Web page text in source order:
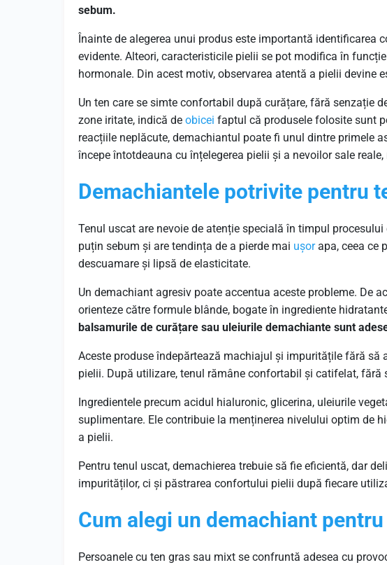
sebum.
Înainte de alegerea unui produs este importantă identificarea
evidente. Alteori, caracteristicile pielii se pot modifica în
hormonale. Din acest motiv, observarea atentă a pielii devine
Un ten care se simte confortabil după curățare, fără senzație
zone iritate, indică de obicei faptul că produsele folosite sunt
reacțiile neplăcute, demachiantul poate fi unul dintre primele
începe întotdeauna cu înțelegerea pielii și a nevoilor sale
Demachiantele potrivite pentru
Tenul uscat are nevoie de atenție specială în timpul
puțin sebum și are tendința de a pierde mai ușorapa, ceea ce
descuamare și lipsă de elasticitate.
Un demachiant agresiv poate accentua aceste probleme. De
orienteze către formule blânde, bogate în ingrediente
balsamurile de curățare sau uleiurile demachiante sunt
Aceste produse îndepărtează machiajul și impuritățile fără să
pielii. După utilizare, tenul rămâne confortabil și catifelat, fără
Ingredientele precum acidul hialuronic, glicerina, uleiurile
suplimentare. Ele contribuie la menținerea nivelului optim de
a pielii.
Pentru tenul uscat, demachierea trebuie să fie eficientă, dar
impurităților, ci și păstrarea confortului pielii după fiecare
Cum alegi un demachiant
Persoanele cu ten gras sau mixt se confruntă adesea cu